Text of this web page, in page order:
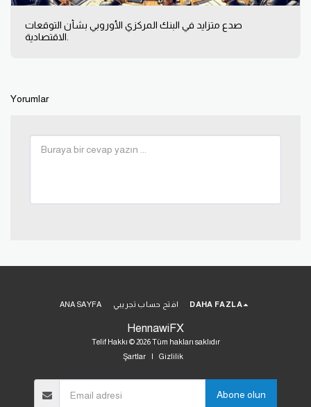
صدع متزايد في البنك المركزي الأوروبي بشأن التوقعات
Yorumlar
HennawiFX
Telif Hakkı © 2026 Tüm hakları saklıdır
Şartlar| Gizlilik
ANA SAYFA افتح حساب تجريبي DAHA FAZLA
Abone olun